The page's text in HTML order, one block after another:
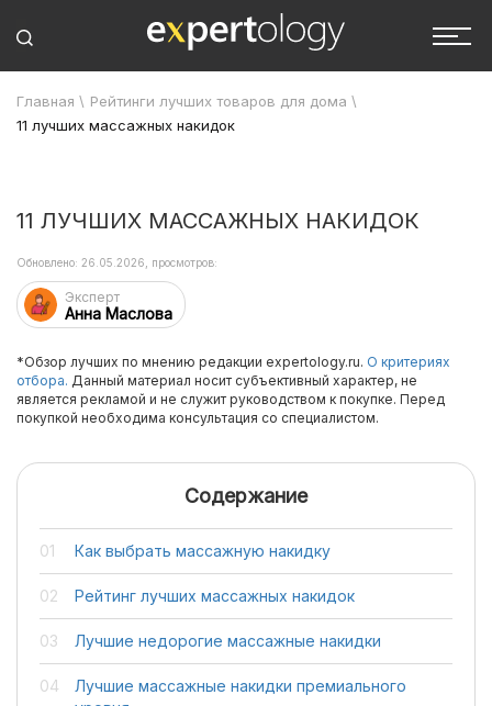
Главная \ Рейтинги лучших товаров для дома \
11 лучших массажных накидок
11 ЛУЧШИХ МАССАЖНЫХ НАКИДОК
Эксперт
Анна Маслова
Обновлено: 26.05.2026, просмотров:
*Обзор лучших по мнению редакции expertology.ru. О критериях
отбора. Данный материал носит субъективный характер, не
является рекламой и не служит руководством к покупке. Перед
покупкой необходима консультация со специалистом.
Содержание
Как выбрать массажную накидку
Рейтинг лучших массажных накидок
Лучшие недорогие массажные накидки
Лучшие массажные накидки премиального